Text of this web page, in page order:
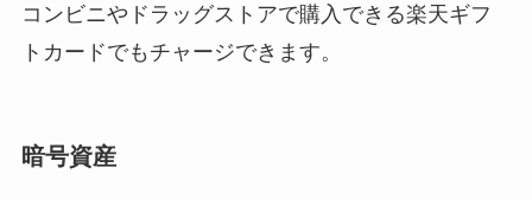
コンビニやドラッグストアで購入できる楽天ギフ
トカードでもチャージできます。
暗号資産